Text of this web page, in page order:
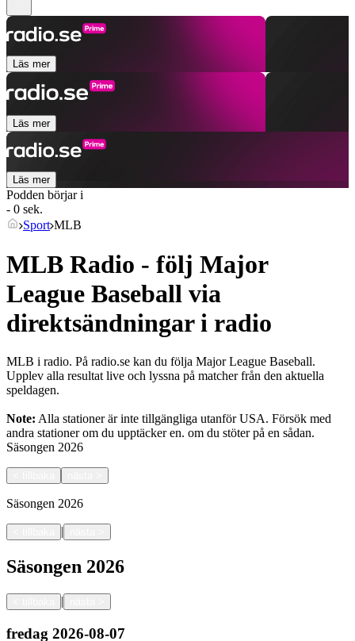
Läs mer
Läs mer
Läs mer
Podden börjar i
- 0 sek.
Sport MLB
MLB Radio - följ Major
League Baseball via
direktsändningar i radio
MLB i radio. På radio.se kan du följa Major League Baseball.
Upplev alla resultat live och lyssna på matcher från den aktuella
speldagen.
Note: Alla stationer är inte tillgängliga utanför USA. Försök med
andra stationer om du upptäcker en. om du stöter på en sådan.
Säsongen 2026
Säsongen 2026
|
Säsongen 2026
|
fredag 2026-08-07